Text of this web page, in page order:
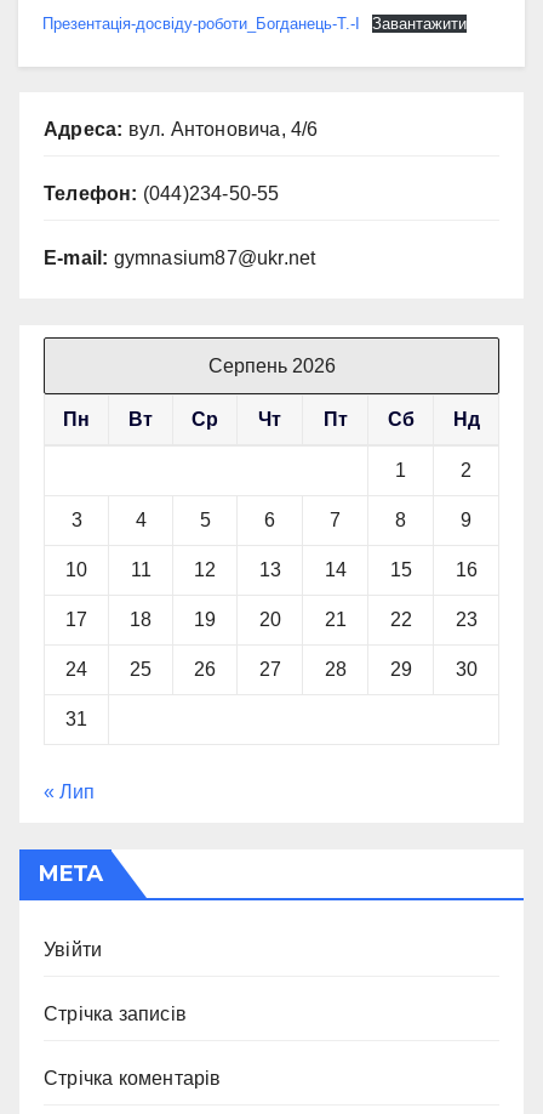
Презентація-досвіду-роботи_Богданець-Т.-І
Завантажити
Адреса: вул. Антоновича, 4/6
Телефон: (044)234-50-55
E-mail: gymnasium87@ukr.net
Серпень 2026
Пн Вт Ср Чт Пт Сб Нд
1 2
3 4 5 6 7 8 9
10 11 12 13 14 15 16
17 18 19 20 21 22 23
24 25 26 27 28 29 30
31
« Лип
МЕТА
Увійти
Стрічка записів
Стрічка коментарів